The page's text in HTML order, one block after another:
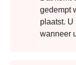
gedempt
plaatst. U
wanneer